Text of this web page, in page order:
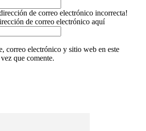
de correo electrónico incorrecta!
de correo electrónico aquí
correo electrónico y sitio web en este
que comente.